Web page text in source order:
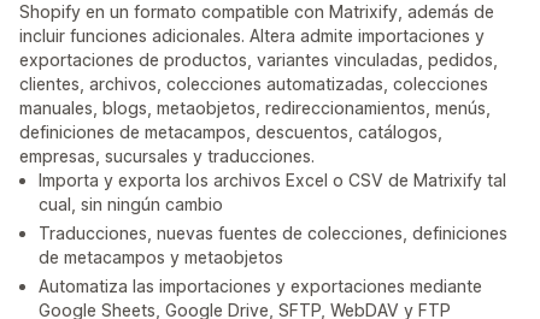
Shopify en un formato compatible con Matrixify, además de
incluir funciones adicionales. Altera admite importaciones y
exportaciones de productos, variantes vinculadas, pedidos,
clientes, archivos, colecciones automatizadas, colecciones
manuales, blogs, metaobjetos, redireccionamientos, menús,
definiciones de metacampos, descuentos, catálogos,
empresas, sucursales y traducciones.
Importa y exporta los archivos Excel o CSV de Matrixify tal
cual, sin ningún cambio
Traducciones, nuevas fuentes de colecciones, definiciones
de metacampos y metaobjetos
Automatiza las importaciones y exportaciones mediante
Google Sheets, Google Drive, SFTP, WebDAV y FTP